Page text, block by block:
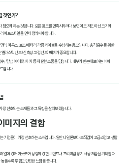
것인가?
담으려 하는 것'입니다. 모든 용도를 만족시키려다 보면 이도 저도 아닌 크기와
이프스타일을 먼저 정의해야 합니다.
터, 마우스, 보조 배터리, 각종 케이블을 수납하는 용도입니다. 충격 흡수를 위한
라스틱 밴드(신축성 고정 밴드) 배치가 중요합니다.
수, 립밤, 에어팟, 차 키 등 자잘한 소품을 담습니다. 내부가 한눈에 보이는 메쉬
입니다.
선호되는 소재들과 그 특징을 살펴보겠습니다.
미지의 결합
기업들이 가장 선호하는 소재입니다. 일반 나일론보다 조직감이 고급스럽고 생활
열에 강해 아웃도어 성향이 강한 브랜드나 프리미엄 장기 사용 제품을 기획할 때
을수록 두껍고 단단한 느낌을 줍니다.